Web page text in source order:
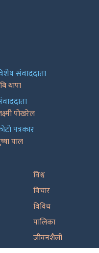
संवाददाता
थापा
पोखरेल
पत्रकार
पाल
विश्व
विचार
विविध
पालिका
जीवनशैली